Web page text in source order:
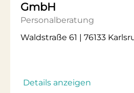
GmbH
Personalberatung
Waldstraße 61 | 76133
Details anzeigen